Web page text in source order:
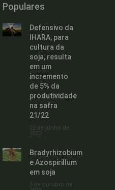
Populares
Defensivo da
IHARA, para
cultura da
soja, resulta
em um
incremento
de 5% da
produtividade
na safra
21/22
22 de junho de
2022
Bradyrhizobium
e Azospirillum
em soja
3 de outubro de